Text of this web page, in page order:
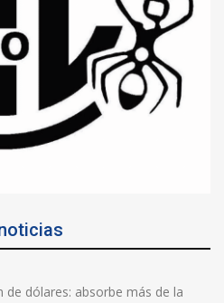
de dólares: absorbe más de la